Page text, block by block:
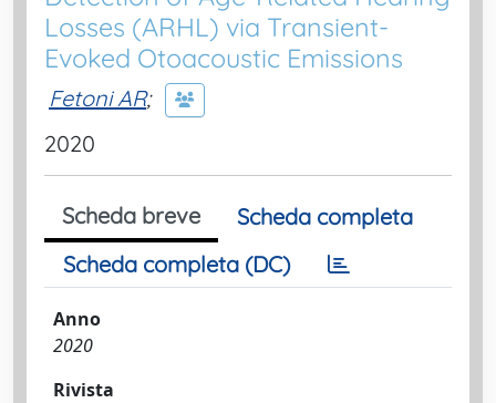
Losses (ARHL) via Transient-
Evoked Otoacoustic Emissions
Fetoni AR;
2020
Scheda breve
Scheda completa
Scheda completa (DC)
Anno
2020
Rivista